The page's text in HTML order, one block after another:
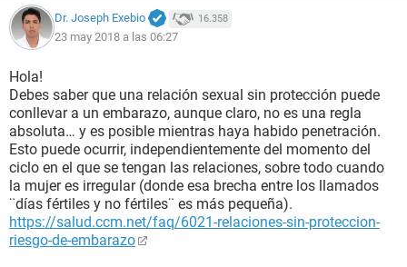
Dr. Joseph Exebio 16.358
23 may 2018 a las 06:27
Hola!
Debes saber que una relación sexual sin protección puede
conllevar a un embarazo, aunque claro, no es una regla
absoluta… y es posible mientras haya habido penetración.
Esto puede ocurrir, independientemente del momento del
ciclo en el que se tengan las relaciones, sobre todo cuando
la mujer es irregular (donde esa brecha entre los llamados
¨días fértiles y no fértiles¨ es más pequeña).
https://salud.ccm.net/faq/6021-relaciones-sin-proteccion-
riesgo-de-embarazo